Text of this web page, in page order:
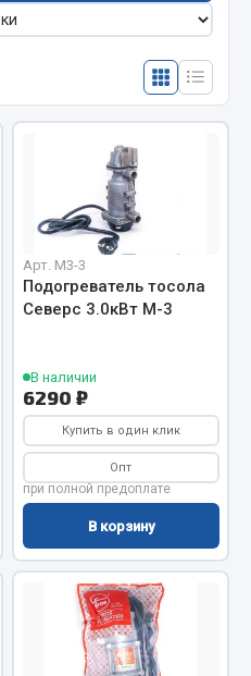
BOHU
Арт. M3-3
Подогреватель тосола
Северс 3.0кВт М-3
В наличии
6290 ₽
Купить в один клик
Опт
при полной предоплате
В корзину